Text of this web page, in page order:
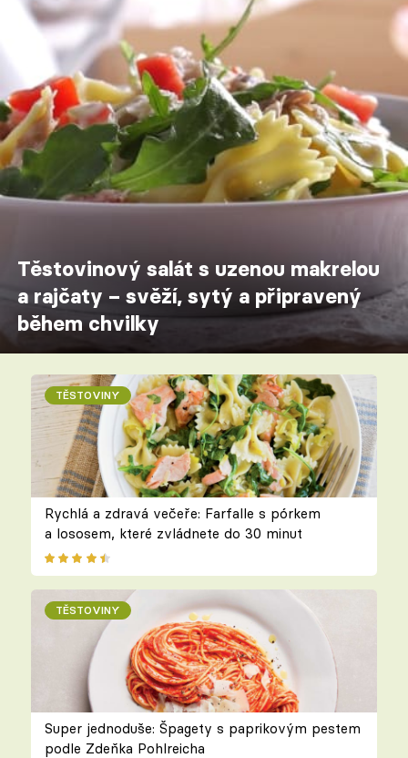
Těstovinový salát s uzenou makrelou
a rajčaty – svěží, sytý a připravený
během chvilky
TĚSTOVINY
Rychlá a zdravá večeře: Farfalle s pórkem
a lososem, které zvládnete do 30 minut
TĚSTOVINY
Super jednoduše: Špagety s paprikovým pestem
podle Zdeňka Pohlreicha